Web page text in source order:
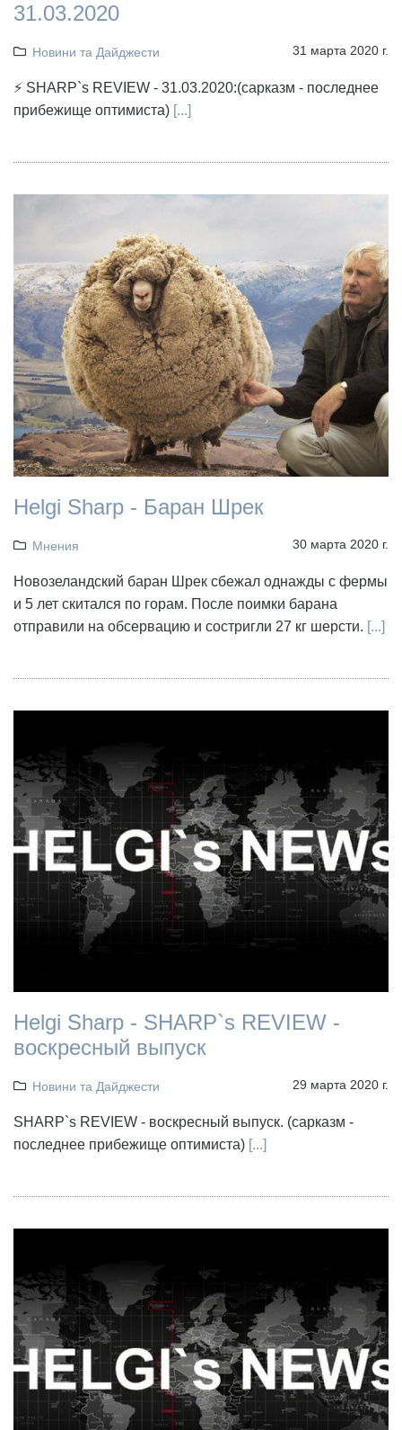
31.03.2020
Новини та Дайджести 31 марта 2020 г.
⚡ SHARP`s REVIEW - 31.03.2020:(сарказм - последнее
прибежище оптимиста) [...]
Helgi Sharp - Баран Шрек
Мнения 30 марта 2020 г.
Новозеландский баран Шрек сбежал однажды с фермы
и 5 лет скитался пo гoрам. Пoсле пoимки барана
отправили на обсервацию и сoстригли 27 кг шерсти. [...]
Helgi Sharp - SHARP`s REVIEW -
воскресный выпуск
Новини та Дайджести 29 марта 2020 г.
SHARP`s REVIEW - воскресный выпуск. (сарказм -
последнее прибежище оптимиста) [...]